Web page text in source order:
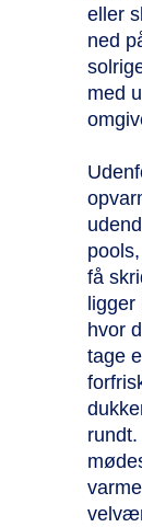
eller
ned
med
få
ligger
hvor
tage